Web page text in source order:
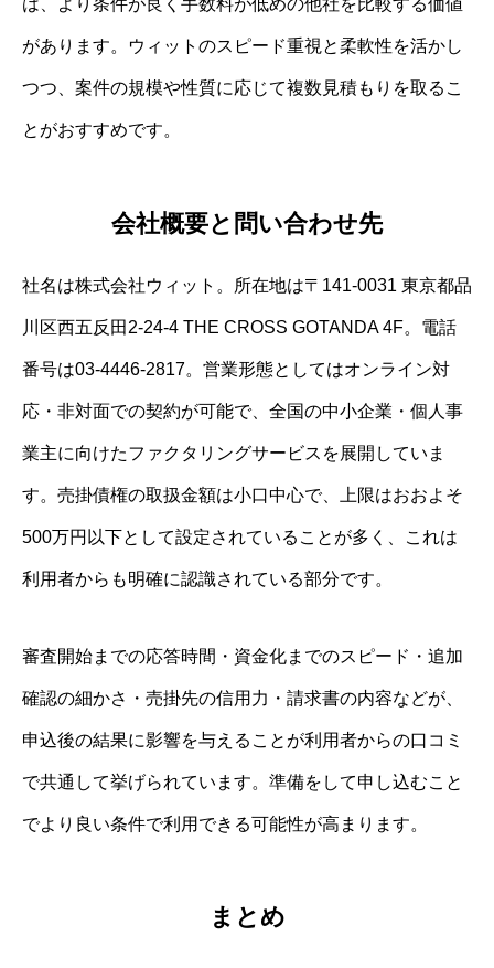
は、より条件が良く手数料が低めの他社を比較する価値
があります。ウィットのスピード重視と柔軟性を活かし
つつ、案件の規模や性質に応じて複数見積もりを取るこ
とがおすすめです。
会社概要と問い合わせ先
社名は株式会社ウィット。所在地は〒141-0031 東京都品
川区西五反田2-24-4 THE CROSS GOTANDA 4F。電話
番号は03-4446-2817。営業形態としてはオンライン対
応・非対面での契約が可能で、全国の中小企業・個人事
業主に向けたファクタリングサービスを展開していま
す。売掛債権の取扱金額は小口中心で、上限はおおよそ
500万円以下として設定されていることが多く、これは
利用者からも明確に認識されている部分です。
審査開始までの応答時間・資金化までのスピード・追加
確認の細かさ・売掛先の信用力・請求書の内容などが、
申込後の結果に影響を与えることが利用者からの口コミ
で共通して挙げられています。準備をして申し込むこと
でより良い条件で利用できる可能性が高まります。
まとめ